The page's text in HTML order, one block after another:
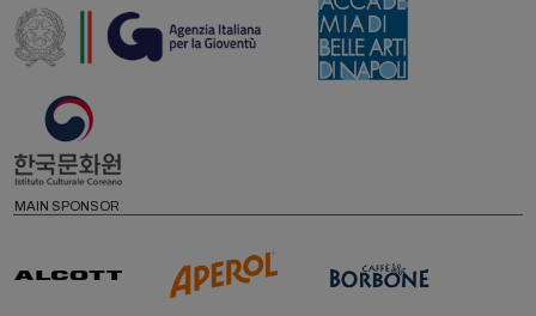
MAIN SPONSOR